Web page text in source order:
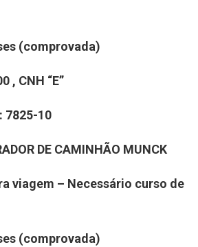
(comprovada)
, CNH “E”
7825-10
DE CAMINHÃO MUNCK
viagem – Necessário curso de
(comprovada)